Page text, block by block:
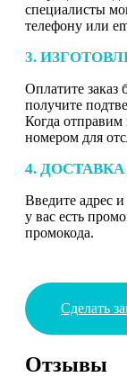
специалисты
телефону или
3.
Оплатите заказ
получите
Когда отправим
номером для
4.
Введите адрес
у вас есть
промокода.
Сделать
Отзывы